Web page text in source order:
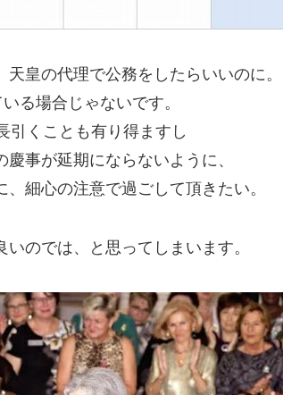
皇の代理で公務をしたらいいのに。
る場合じゃないです。
引くことも有り得ますし
事が延期にならないように、
細心の注意で過ごして頂きたい。
のでは、と思ってしまいます。